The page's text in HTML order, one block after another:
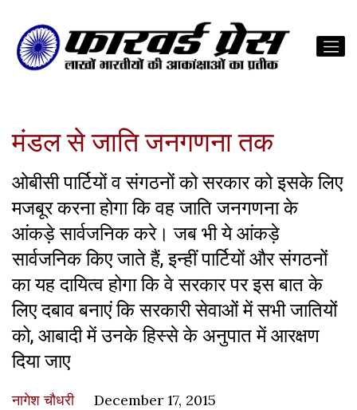
मंडल से जाति जनगणना तक
ओबीसी पार्टियों व संगठनों को सरकार को इसके लिए
मजबूर करना होगा कि वह जाति जनगणना के
आंकड़े सार्वजनिक करे। जब भी ये आंकड़े
सार्वजनिक किए जाते हैं, इन्हीं पार्टियों और संगठनों
का यह दायित्व होगा कि वे सरकार पर इस बात के
लिए दबाव बनाएं कि सरकारी सेवाओं में सभी जातियों
को, आबादी में उनके हिस्से के अनुपात में आरक्षण
दिया जाए
नागेश चौधरी December 17, 2015